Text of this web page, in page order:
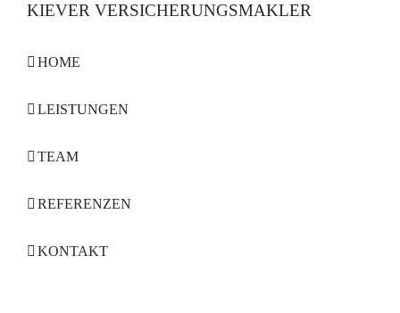
KIEVER VERSICHERUNGSMAKLER
HOME
LEISTUNGEN
TEAM
REFERENZEN
KONTAKT